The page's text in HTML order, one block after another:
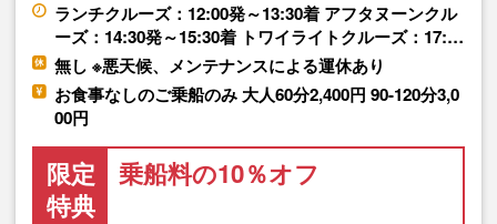
ランチクルーズ：12:00発～13:30着 アフタヌーンクル
ーズ：14:30発～15:30着 トワイライトクルーズ：17:…
無し ※悪天候、メンテナンスによる運休あり
お食事なしのご乗船のみ 大人60分2,400円 90-120分3,0
00円
限定
特典
乗船料の10％オフ